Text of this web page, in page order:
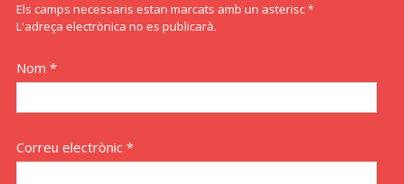
Els camps necessaris estan marcats amb un asterisc *
L'adreça electrònica no es publicarà.
Nom *
Correu electrònic *